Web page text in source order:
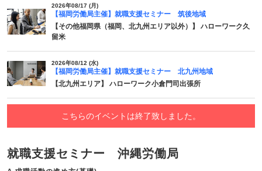
2026年08/17 (月)
【福岡労働局主催】就職支援セミナー 筑後地域
【その他福岡県（福岡、北九州エリア以外）】 ハローワーク久
留米
2026年08/12 (水)
【福岡労働局主催】就職支援セミナー 北九州地域
【北九州エリア】 ハローワーク小倉門司出張所
こちらのイベントは終了致しました。
就職支援セミナー 沖縄労働局